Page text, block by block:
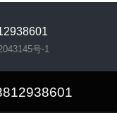
号-1